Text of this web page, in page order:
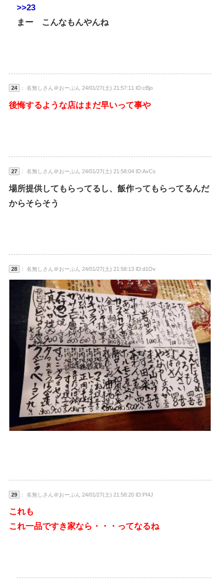
>>23
まー こんなもんやんね
24 ： 名無しさん＠おーぷん 24/01/27(土) 21:57:11 ID:cBjo
後悔するような店はまだ早いって事や
27 ： 名無しさん＠おーぷん 24/01/27(土) 21:58:04 ID:AvCs
場所提供してもらってるし、飯作ってもらってるんだ
からそらそう
28 ： 名無しさん＠おーぷん 24/01/27(土) 21:58:13 ID:d1Ov
29 ： 名無しさん＠おーぷん 24/01/27(土) 21:58:20 ID:PI4J
これも
これ一品ですき家なら・・・ってなるね